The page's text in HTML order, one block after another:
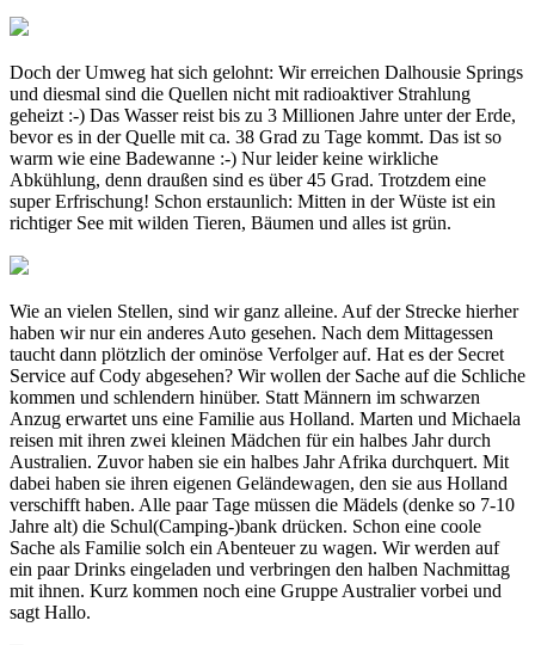
Doch der Umweg hat sich gelohnt: Wir erreichen Dalhousie Springs
und diesmal sind die Quellen nicht mit radioaktiver Strahlung
geheizt :-) Das Wasser reist bis zu 3 Millionen Jahre unter der Erde,
bevor es in der Quelle mit ca. 38 Grad zu Tage kommt. Das ist so
warm wie eine Badewanne :-) Nur leider keine wirkliche
Abkühlung, denn draußen sind es über 45 Grad. Trotzdem eine
super Erfrischung! Schon erstaunlich: Mitten in der Wüste ist ein
richtiger See mit wilden Tieren, Bäumen und alles ist grün.
Wie an vielen Stellen, sind wir ganz alleine. Auf der Strecke hierher
haben wir nur ein anderes Auto gesehen. Nach dem Mittagessen
taucht dann plötzlich der ominöse Verfolger auf. Hat es der Secret
Service auf Cody abgesehen? Wir wollen der Sache auf die Schliche
kommen und schlendern hinüber. Statt Männern im schwarzen
Anzug erwartet uns eine Familie aus Holland. Marten und Michaela
reisen mit ihren zwei kleinen Mädchen für ein halbes Jahr durch
Australien. Zuvor haben sie ein halbes Jahr Afrika durchquert. Mit
dabei haben sie ihren eigenen Geländewagen, den sie aus Holland
verschifft haben. Alle paar Tage müssen die Mädels (denke so 7-10
Jahre alt) die Schul(Camping-)bank drücken. Schon eine coole
Sache als Familie solch ein Abenteuer zu wagen. Wir werden auf
ein paar Drinks eingeladen und verbringen den halben Nachmittag
mit ihnen. Kurz kommen noch eine Gruppe Australier vorbei und
sagt Hallo.